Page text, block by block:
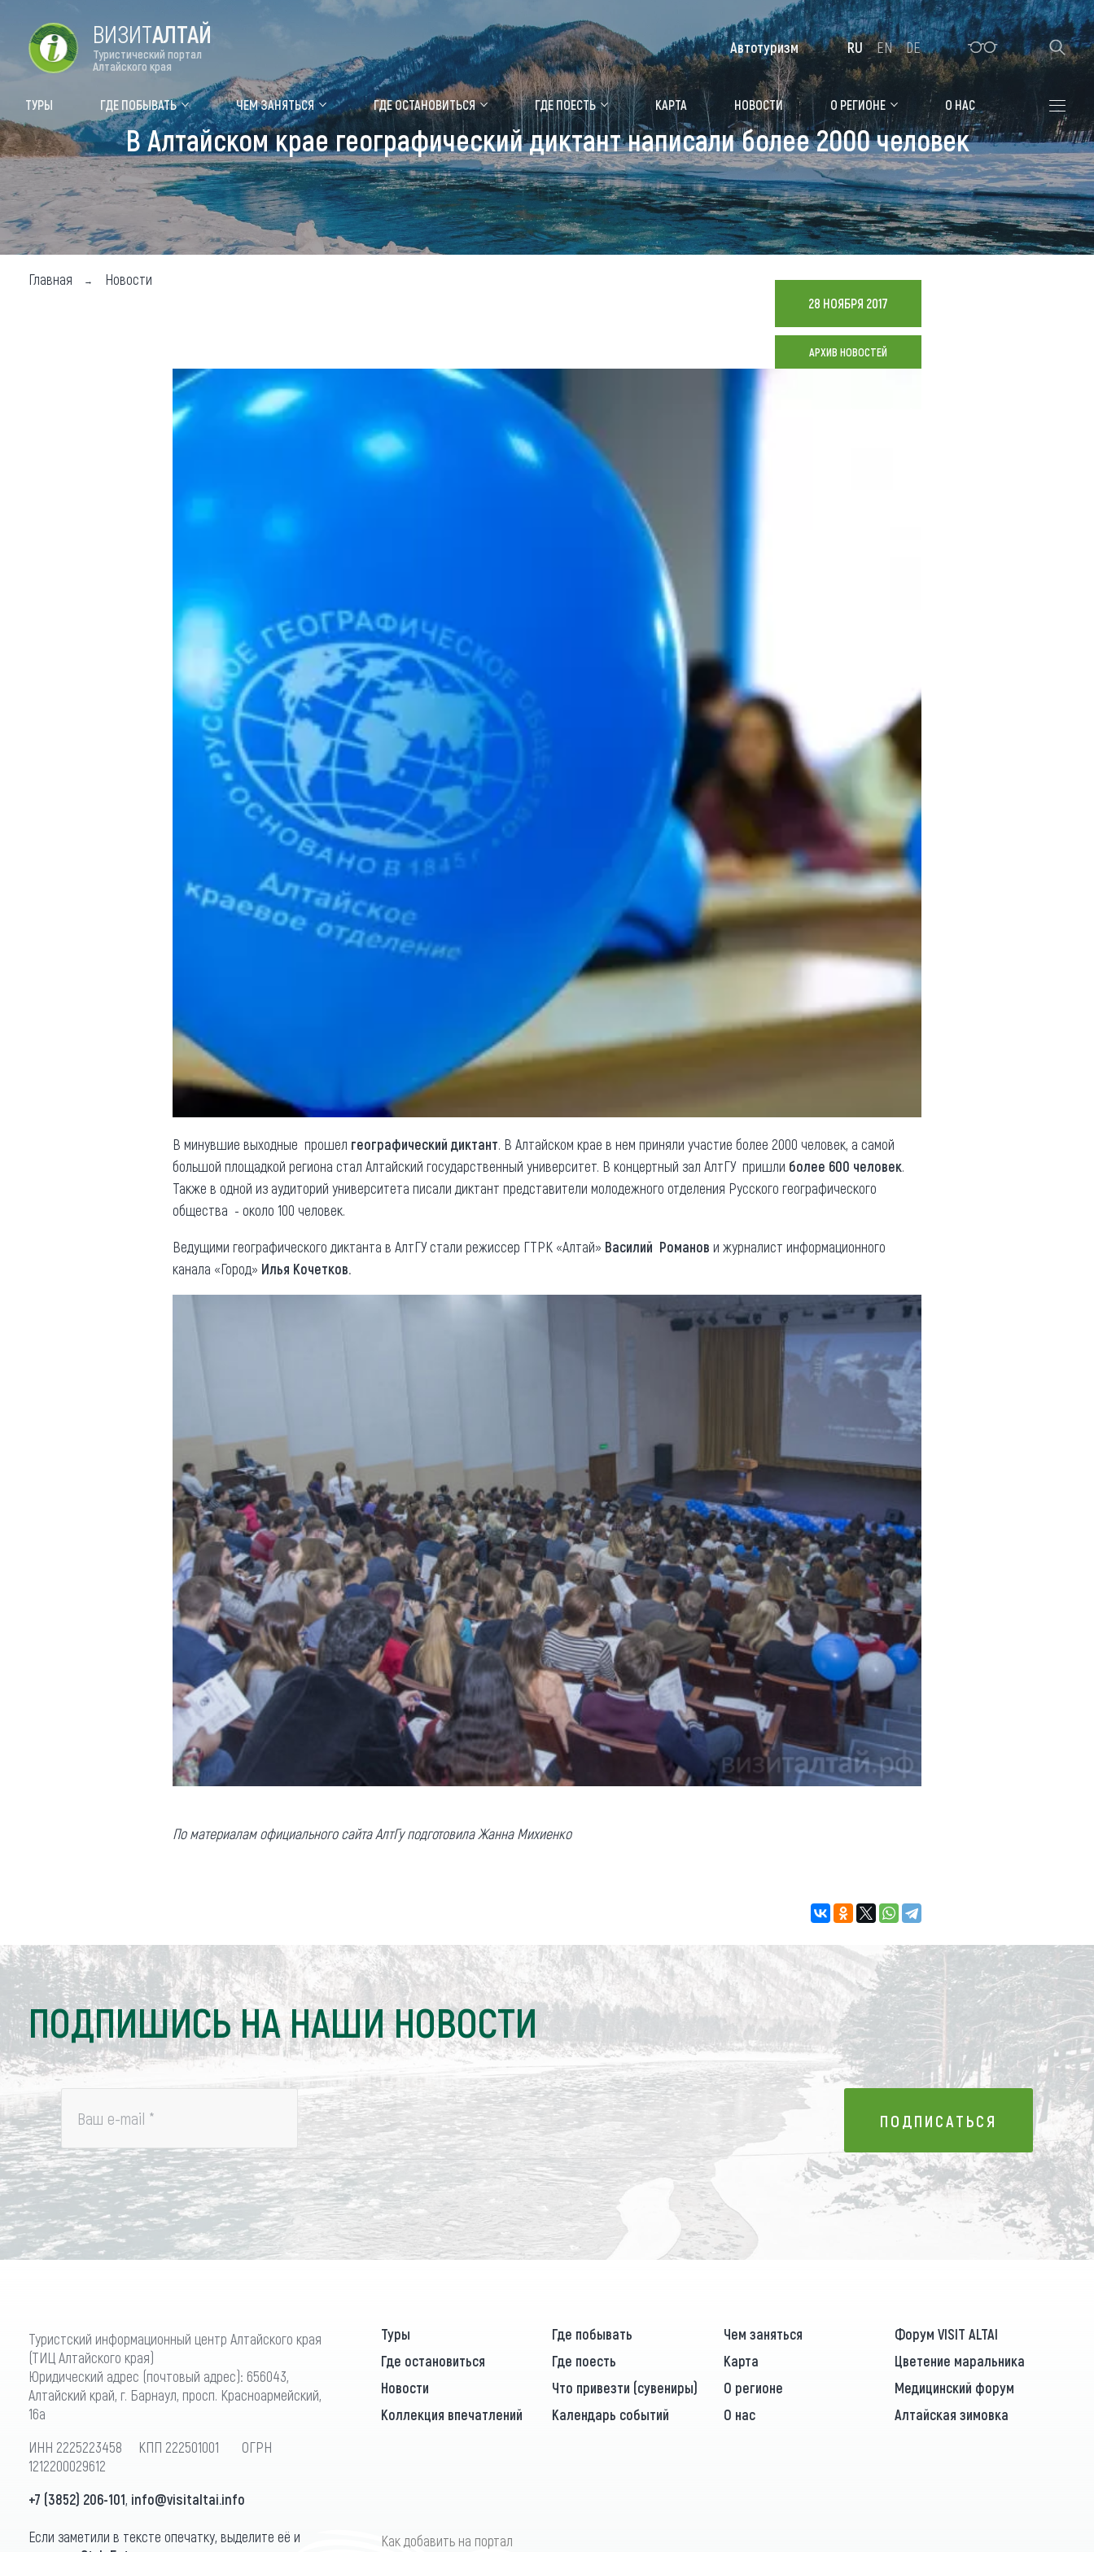
Цветение маральника Медицинский форум Алтайская зимовка
Туры Где побывать
Объекты природы
Объекты истории и культуры
Объекты развлечений
Чем заняться
Календарь событий
Аудиогид
Мой маршрут
Где остановиться
Санатории
Гостиницы, отели
Коттеджи, базы
Сельские усадьбы
Мотели, придорожные отели
Новости
Что привезти (сувениры)
Как добраться
Люди, прославившие Алтай
Карты и буклеты
Реестр туроператоров
Реестр туристических
агентств Алтайского края
Противодействие коррупции
ВИЗИТАЛТАЙ
Туристический портал
Алтайского края
ТУРЫ ГДЕ ПОБЫВАТЬ ЧЕМ ЗАНЯТЬСЯ ГДЕ ОСТАНОВИТЬСЯ ГДЕ ПОЕСТЬ КАРТА НОВОСТИ О РЕГИОНЕ О НАС
Автотуризм RU EN DE
В Алтайском крае географический диктант написали более 2000 человек
Главная Новости
28 НОЯБРЯ 2017
АРХИВ НОВОСТЕЙ
В минувшие выходные прошел географический диктант. В Алтайском крае в нем приняли участие более 2000 человек, а самой
большой площадкой региона стал Алтайский государственный университет. В концертный зал АлтГУ пришли более 600 человек.
Также в одной из аудиторий университета писали диктант представители молодежного отделения Русского географического
общества - около 100 человек.
Ведущими географического диктанта в АлтГУ стали режиссер ГТРК «Алтай» Василий Романов и журналист информационного
канала «Город» Илья Кочетков.
По материалам официального сайта АлтГу подготовила Жанна Михиенко
ПОДПИШИСЬ НА НАШИ НОВОСТИ
Ваш e-mail * ПОДПИСАТЬСЯ
ПОДПИСАТЬСЯ
Туристский информационный центр Алтайского края
(ТИЦ Алтайского края)
Юридический адрес (почтовый адрес): 656043,
Алтайский край, г. Барнаул, просп. Красноармейский,
16а
ИНН 2225223458 КПП 222501001 ОГРН
1212200029612
+7 (3852) 206-101, info@visitaltai.info
Если заметили в тексте опечатку, выделите её и
Туры Где побывать Чем заняться
Форум VISIT ALTAI
Где остановиться
Где поесть Карта
Цветение маральника
Новости
Что привезти (сувениры) О регионе
Медицинский форум
Коллекция впечатлений
Календарь событий О нас Алтайская зимовка
Как добавить на портал